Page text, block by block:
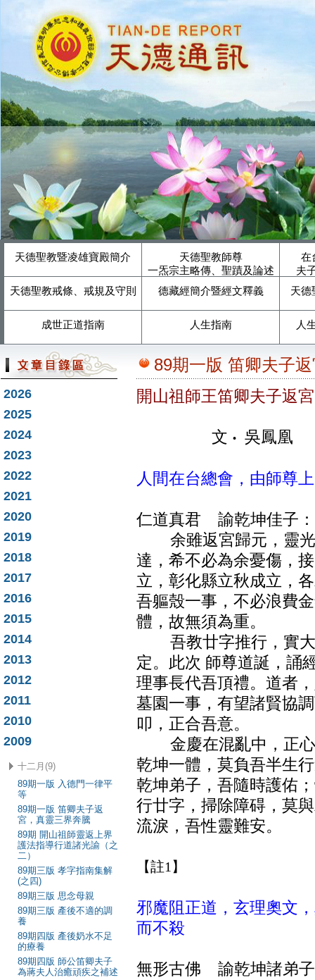
天德聖教暨凌雄寶殿簡介
天德聖教師尊
一炁宗主略傳、聖蹟及論述
在
夫
天德聖教戒條、戒規及守則
德藏經簡介暨經文釋義 天德
成世正道指南 人生指南 人
2026
2025
2024
2023
2022
2021
2020
2019
2018
2017
2016
2015
2014
2013
2012
2011
2010
2009
十二月(9)
89期一版 入德門一律平
等
89期一版 笛卿夫子返
宮，真靈三界奔騰
89期 開山祖師靈返上界
護法指導行道諸光諭（之
二）
89期三版 孝字指南集解
(之四)
89期三版 思念母親
89期三版 產後不適的調
養
89期四版 產後奶水不足
的療養
89期四版 師公笛卿夫子
為蔣夫人治癒頑疾之補述
89期一版 笛卿夫子
開山祖師王笛卿夫子返
文 ‧ 吳鳳凰
人間在台總會，由師尊
仁道真君 諭乾坤佳子：
余雖返宮歸元，靈光
達，希不必為余憂傷，
立，彰化縣立秋成立，
吾軀殼一事，不必浪費
體，故無須為重。
吾教廿字推行，實大
定。此次 師尊道誕，誦
理事長代吾頂禮。道者
墓園一事，有望諸賢協
叩，正合吾意。
金慶在混亂中，正心
乾坤一體，莫負吾半生
乾坤弟子，吾隨時護佑
行廿字，掃除障碍，莫
流淚，吾性靈難安。
【註1】
邪魔阻正道，玄理奧文
而不殺
無形古佛 諭乾坤諸弟